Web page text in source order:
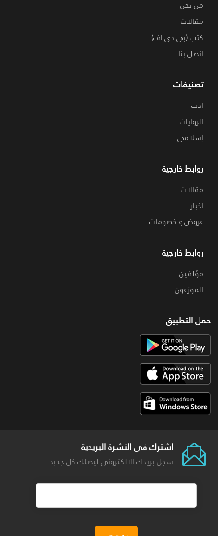
من نحن
مقالات
كتب (بي دي اف)
اتصل بنا
تصنيفات
ادب
الروايات
إسلامي
روابط خارجية
مقالات
اخبار
عروض و خصومات
روابط خارجية
مؤلفين
الموزعون
حمل التطبيق
اشترك فى النشرة البريدية
سجل بريدك الالكترونى ليصلك كل جديد